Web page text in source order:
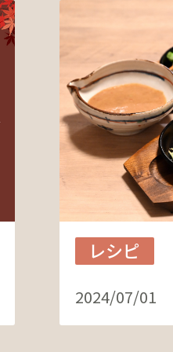
レシピ
2024/07/01